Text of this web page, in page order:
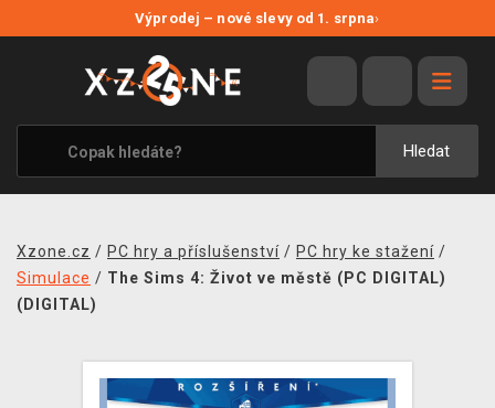
Výprodej – nové slevy od 1. srpna›
Hledat
VÝPRODEJ
VIDEOHRY
XZONE ORIGINALS
TÉMATIKY
MERCHANDISE
Xzone.cz / PC hry a příslušenství / PC hry ke stažení /
Simulace / The Sims 4: Život ve městě (PC DIGITAL)
(DIGITAL)